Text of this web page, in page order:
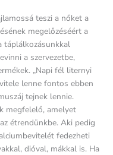
teszi a nőket a
megelőzéséért a
táplálkozásunkkal
a szervezetbe,
„Napi fél liternyi
lenne fontos ebben
tejnek lennie.
megfelelő, amelyet
étrendünkbe. Aki pedig
fedezheti
dióval, mákkal is. Ha